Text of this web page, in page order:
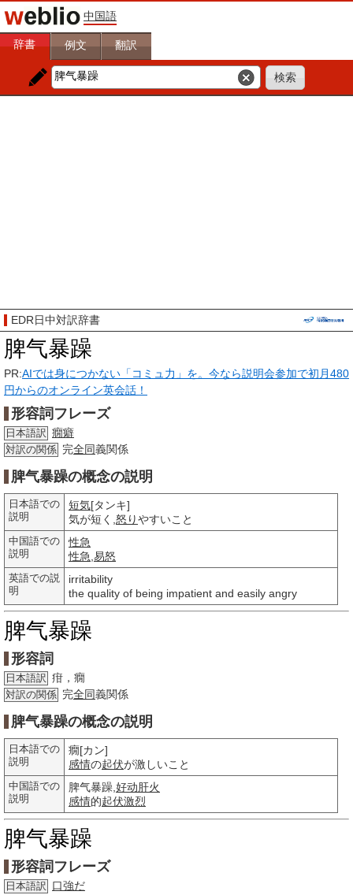
中国語
辞書 例文 翻訳
EDR日中対訳辞書
脾气暴躁
PR:AIでは身につかない「コミュ力」を。今なら説明会参加で初月480
円からのオンライン英会話！
形容詞フレーズ
日本語訳 癇癖
対訳の関係 完全同義関係
脾气暴躁の概念の説明
日本語での
説明
短気[タンキ]
気が短く, 怒りやすいこと
中国語での
説明
性急
性急 易怒
英語での説
明
irritability
the quality of being impatient and easily angry
脾气暴躁
形容詞
日本語訳 疳，癇
対訳の関係 完全同義関係
脾气暴躁の概念の説明
日本語での
説明
癇[カン]
感情の起伏が激しいこと
中国語での
説明
脾气暴躁, 好动肝火
感情的起伏激烈
脾气暴躁
形容詞フレーズ
日本語訳 口強だ